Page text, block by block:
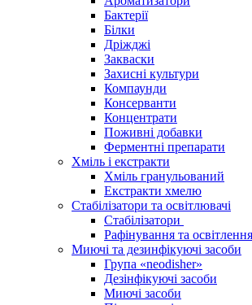
Бактерії
Білки
Дріжджі
Закваски
Захисні культури
Компаунди
Консерванти
Концентрати
Поживні добавки
Ферментні препарати
Хміль і екстракти
Хміль гранульований
Екстракти хмелю
Стабілізатори та освітлювачі
Стабілізатори
Рафінування та освітлення
Миючі та дезинфікуючі засоби
Група «neodisher»
Дезінфікуючі засоби
Миючі засоби